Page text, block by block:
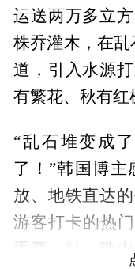
运送两万多立
株乔灌木，在
道，引入水源
有繁花、秋有红
“乱石堆变成
了！”韩国博主
放、地铁直达
游客打卡的热
重要一站，珠